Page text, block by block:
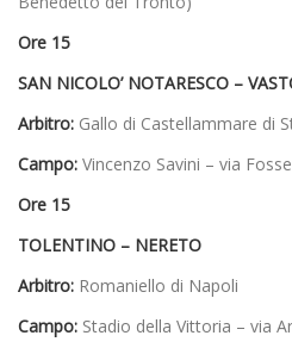
Ore 15
SAN NICOLO’ NOTARESCO –
Arbitro: Gallo di Castellammare di
Campo: Vincenzo Savini – via
Ore 15
TOLENTINO – NERETO
Arbitro: Romaniello di Napoli
Campo: Stadio della Vittoria – via